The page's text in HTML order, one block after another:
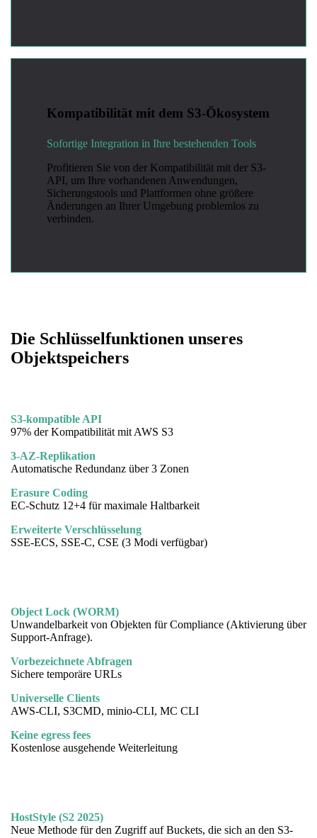
Kompatibilität mit dem S3-Ökosystem
Sofortige Integration in Ihre bestehenden Tools
Profitieren Sie von der Kompatibilität mit der S3-
API, um Ihre vorhandenen Anwendungen,
Sicherungstools und Plattformen ohne größere
Änderungen an Ihrer Umgebung problemlos zu
verbinden.
Die Schlüsselfunktionen unseres
Objektspeichers
S3-kompatible API
97% der Kompatibilität mit AWS S3
3-AZ-Replikation
Automatische Redundanz über 3 Zonen
Erasure Coding
EC-Schutz 12+4 für maximale Haltbarkeit
Erweiterte Verschlüsselung
SSE-ECS, SSE-C, CSE (3 Modi verfügbar)
Object Lock (WORM)
Unwandelbarkeit von Objekten für Compliance (Aktivierung über
Support-Anfrage).
Vorbezeichnete Abfragen
Sichere temporäre URLs
Universelle Clients
AWS-CLI, S3CMD, minio-CLI, MC CLI
Keine egress fees
Kostenlose ausgehende Weiterleitung
HostStyle (S2 2025)
Neue Methode für den Zugriff auf Buckets, die sich an den S3-